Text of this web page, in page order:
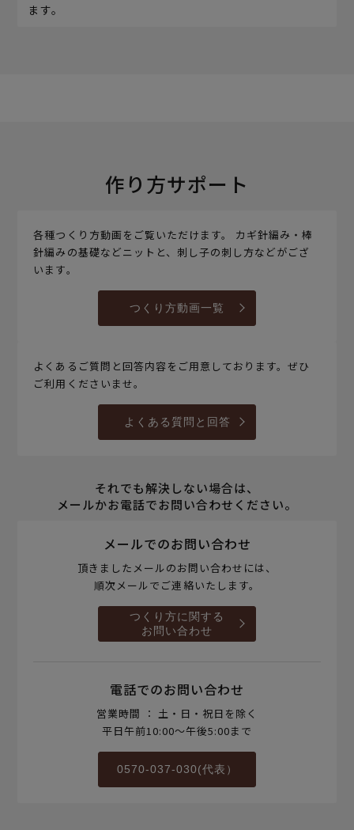
ます。
作り方サポート
各種つくり方動画をご覧いただけます。 カギ針編み・棒
針編みの基礎などニットと、刺し子の刺し方などがござ
います。
つくり方動画一覧
よくあるご質問と回答内容をご用意しております。ぜひ
ご利用くださいませ。
よくある質問と回答
それでも解決しない場合は、
メールかお電話でお問い合わせください。
メールでのお問い合わせ
頂きましたメールのお問い合わせには、
順次メールでご連絡いたします。
つくり方に関する
お問い合わせ
電話でのお問い合わせ
営業時間 ： 土・日・祝日を除く
平日午前10:00～午後5:00まで
0570-037-030(代表）